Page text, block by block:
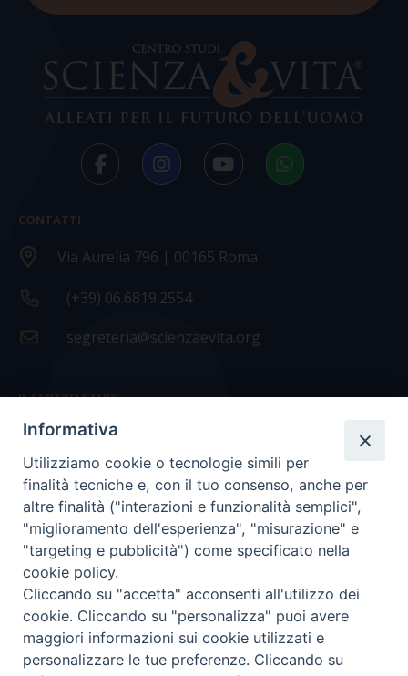
CONTATTI
Via Aurelia 796 | 00165 Roma
(+39) 06.6819.2554
segreteria@scienzaevita.org
IL CENTRO STUDI
La nostra storia
Statuto
Presidenza e ufficio presidenza
Consiglio scientifico
Coordinamento nazionale
Informativa
Utilizziamo cookie o tecnologie simili per
finalità tecniche e, con il tuo consenso, anche per
altre finalità ("interazioni e funzionalità semplici",
"miglioramento dell'esperienza", "misurazione" e
"targeting e pubblicità") come specificato nella
cookie policy.
Cliccando su "accetta" acconsenti all'utilizzo dei
cookie. Cliccando su "personalizza" puoi avere
maggiori informazioni sui cookie utilizzati e
personalizzare le tue preferenze. Cliccando su